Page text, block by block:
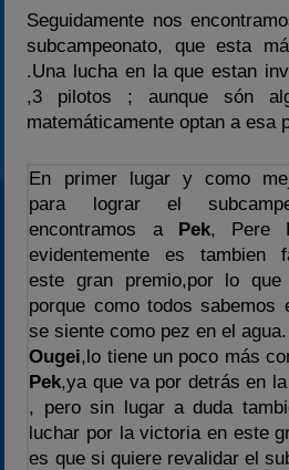
Seguidamente nos
subcampeonato, que esta
.Una lucha en la que estan
,3 pilotos ; aunque són
matemáticamente optan a esa
En primer lugar y como
para lograr el
encontramos a Pek, Pere
evidentemente es tambien
este gran premio,por lo
porque como todos sabemos
se siente como pez en el agua.
Ougei,lo tiene un poco más
Pek,ya que va por detrás en
, pero sin lugar a duda
luchar por la victoria en este
es que si quiere revalidar el